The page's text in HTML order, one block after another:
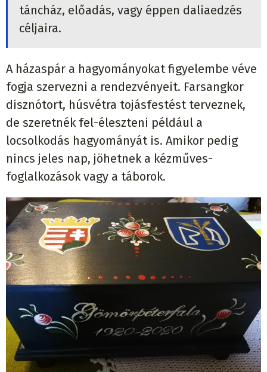
táncház, előadás, vagy éppen daliaedzés
céljaira.
A házaspár a hagyományokat figyelembe véve
fogja szervezni a rendezvényeit. Farsangkor
disznótort, húsvétra tojásfestést terveznek,
de szeretnék fel-éleszteni például a
locsolkodás hagyományát is. Amikor pedig
nincs jeles nap, jöhetnek a kézműves-
foglalkozások vagy a táborok.